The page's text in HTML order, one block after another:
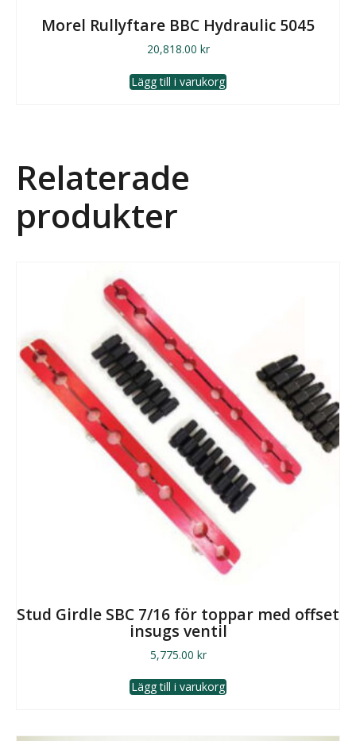
Morel Rullyftare BBC Hydraulic 5045
20,818.00 kr
Lägg till i varukorg
Relaterade
produkter
Stud Girdle SBC 7/16 för toppar med offset
insugs ventil
5,775.00 kr
Lägg till i varukorg